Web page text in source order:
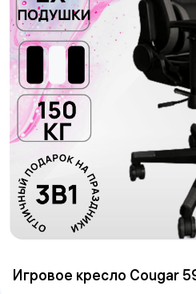
Игровое кресло Cougar